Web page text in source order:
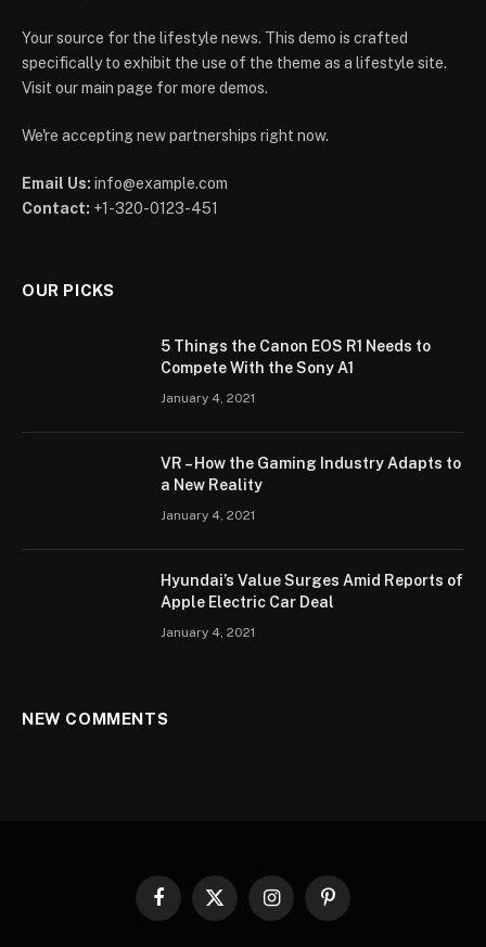
Your source for the lifestyle news. This demo is crafted
specifically to exhibit the use of the theme as a lifestyle site.
Visit our main page for more demos.
We're accepting new partnerships right now.
Email Us: info@example.com
Contact: +1-320-0123-451
OUR PICKS
5 Things the Canon EOS R1 Needs to
Compete With the Sony A1
January 4, 2021
VR – How the Gaming Industry Adapts to
a New Reality
January 4, 2021
Hyundai’s Value Surges Amid Reports of
Apple Electric Car Deal
January 4, 2021
NEW COMMENTS
Facebook
X
InstagramPinterest